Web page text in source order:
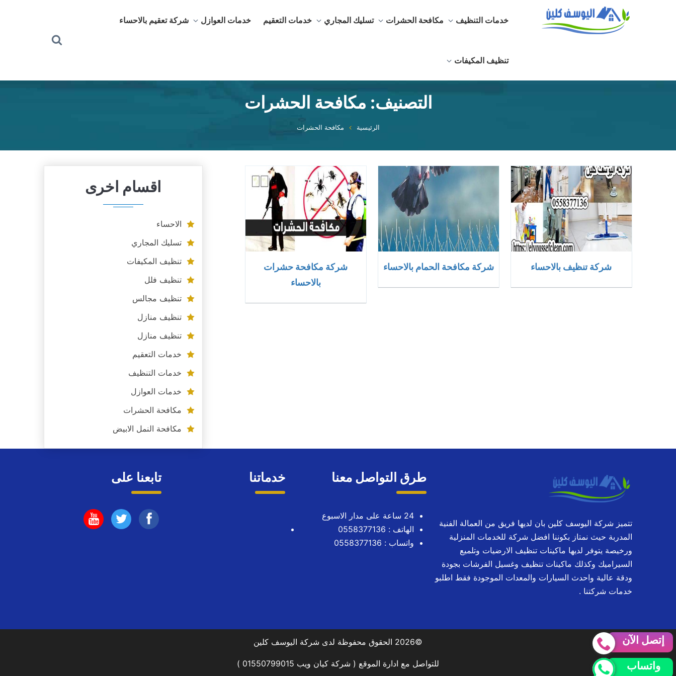
خدمات التنظيف مكافحة الحشرات تسليك المجاري خدمات التعقيم خدمات العوازل شركة تعقيم بالاحساء
تنظيف المكيفات
التصنيف: مكافحة الحشرات
الرئيسية مكافحة الحشرات
شركة تنظيف بالاحساء شركة مكافحة الحمام بالاحساء
شركة مكافحة حشرات
بالاحساء
اقسام اخرى
الاحساء
تسليك المجاري
تنظيف المكيفات
تنظيف فلل
تنظيف مجالس
تنظيف منازل
تنظيف منازل
خدمات التعقيم
خدمات التنظيف
خدمات العوازل
مكافحة الحشرات
مكافحة النمل الابيض
تتميز شركة اليوسف كلين بان لديها فريق من العمالة الفنية
المدربة حيث نمتاز بكوننا افضل شركة للخدمات المنزلية
ورخيصة يتوفر لديها ماكينات تنظيف الارضيات وتلميع
السيراميك وكذلك ماكينات تنظيف وغسيل الفرشات بجودة
ودقة عالية واحدث السيارات والمعدات الموجودة فقط اطلبو
خدمات شركتنا .
طرق التواصل معنا
24 ساعة على مدار الاسبوع
الهاتف : 0558377136
واتساب : 0558377136
خدماتنا تابعنا على
تابعنا تابعنا تابعنا
©2026 الحقوق محفوظة لدى شركة اليوسف كلين
للتواصل مع ادارة الموقع ( شركة كيان ويب 01550799015 )
إتصل الآن
واتساب